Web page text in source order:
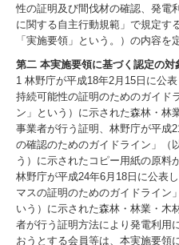
性の証明及び間伐材の確認、発電
に関する自主行動規範」で規定す
「実施要領」という。）の内容を
第二 本実施要領に基づく認定の対
1 林野庁が平成18年2月15日に公
持続可能性の証明のためのガイド
ン」という）に示された森林・林
事業者が行う証明、林野庁が平成
の確認のためのガイドライン」（
う）に示されたコピー用紙の原料
林野庁が平成24年6月18日に公表
マスの証明のためのガイドライン
いう）に示された森林・林業・木
者が行う証明方法により発電利用
おうとする会員等は、本実施要領